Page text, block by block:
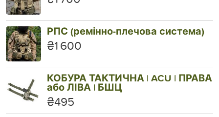
РПС (ремінно-плечова система)
₴1 600
КОБУРА ТАКТИЧНА | ACU | ПРАВА
або ЛІВА | БШЦ
₴495